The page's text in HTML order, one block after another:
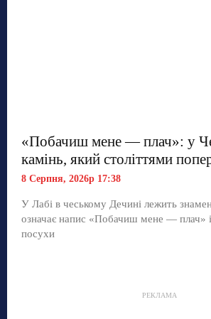
«Побачиш мене — плач»: у
камінь, який століттями
8 Серпня, 2026р 17:38
У Лабі в чеському Дечині лежить
означає напис «Побачиш мене — плач» і
посухи
РЕКЛАМА